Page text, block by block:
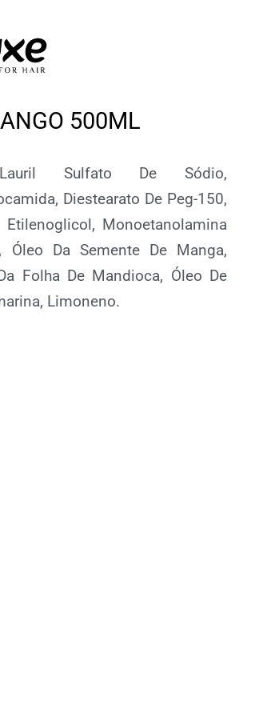
500ML
Sulfato De Sódio,
Diestearato De Peg-150,
Monoetanolamina
Óleo Da Semente De Manga,
Folha De Mandioca, Óleo De
Limoneno.